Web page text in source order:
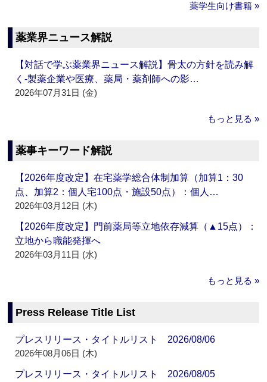
薬学生向け書籍 »
薬業界ニュース解説
【対話で学ぶ薬業界ニュース解説】骨太の方針を読み解
く‐製薬企業や医療、薬局・薬剤師への影…
2026年07月31日 (金)
もっと見る »
薬事キーワード解説
【2026年度改定】在宅薬学総合体制加算（加算1：30
点、加算2：個人宅100点・施設50点）：個人…
2026年03月12日 (木)
【2026年度改定】門前薬局等立地依存減算（▲15点）：
立地から職能発揮へ
2026年03月11日 (水)
もっと見る »
Press Release Title List
プレスリリース・タイトルリスト 2026/08/06
2026年08月06日 (木)
プレスリリース・タイトルリスト 2026/08/05